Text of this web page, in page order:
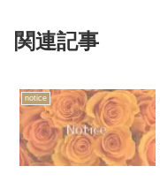
関連記事
notice